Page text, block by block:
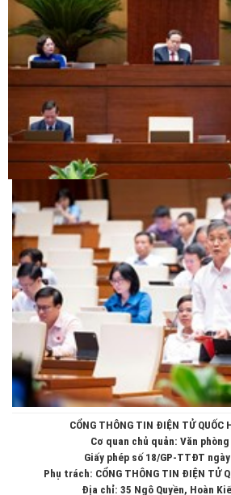
CỔNG THÔNG TIN ĐIỆN TỬ QUỐC
Cơ quan chủ quản: Văn phòng
Giấy phép số 18/GP-TTĐT
Phụ trách: CỔNG THÔNG TIN ĐIỆN TỬ
Địa chỉ: 35 Ngô Quyền, Hoàn